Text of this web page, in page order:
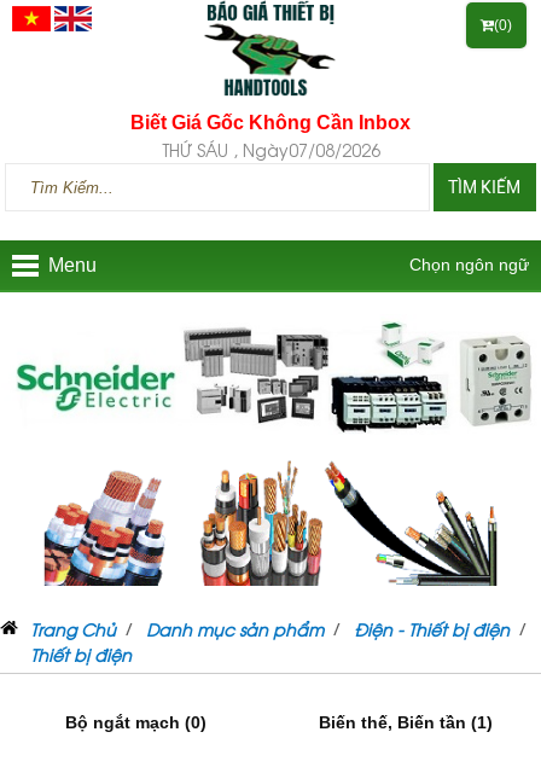
Biết Giá Gốc Không Cần Inbox
THỨ SÁU , Ngày07/08/2026
TÌM KIẾM
Menu Chọn ngôn ngữ
(0)
Trang Chủ Danh mục sản phẩm
Điện - Thiết bị điện
Thiết bị điện
Bộ ngắt mạch (0) Biến thế, Biến tần (1)